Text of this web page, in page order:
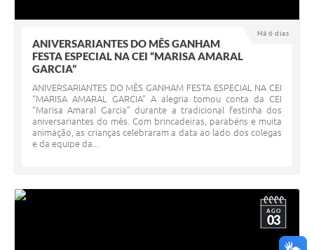
Há 6 dias
ANIVERSARIANTES DO MÊS GANHAM
FESTA ESPECIAL NA CEI “MARISA AMARAL
GARCIA”
ANIVERSARIANTES DO MÊS GANHAM FESTA ESPECIAL NA CEI
“MARISA AMARAL GARCIA” A alegria tomou conta da CEI
“Marisa Amaral Garcia” durante a tradicional festinha dos
aniversariantes do mês. Com brincadeiras, parabéns e muita
animação, as crianças celebraram a data ao lado dos colegas
e da equipe da...
AGO
03